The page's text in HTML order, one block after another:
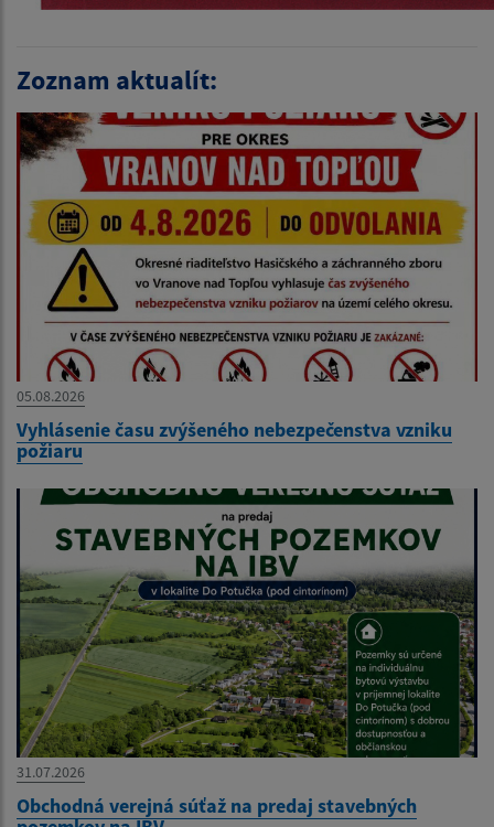
Zoznam aktualít:
05.08.2026
Vyhlásenie času zvýšeného nebezpečenstva vzniku
požiaru
31.07.2026
Obchodná verejná súťaž na predaj stavebných